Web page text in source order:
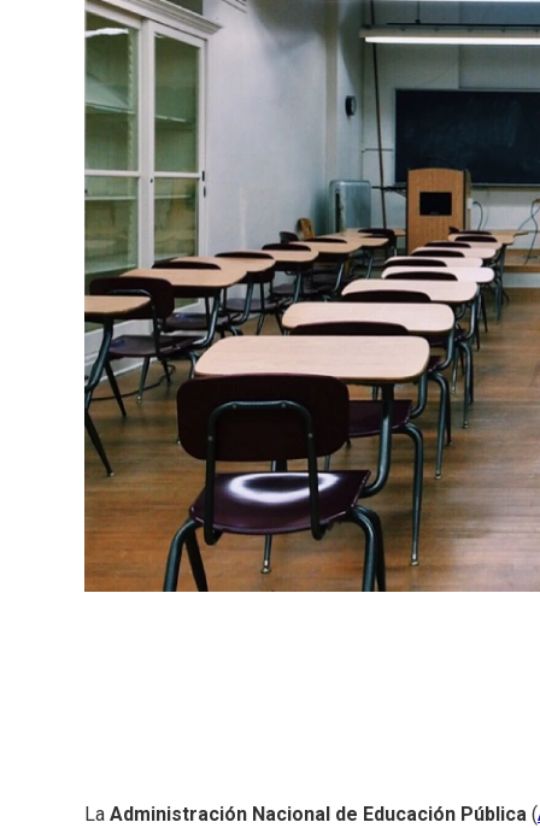
La Administración Nacional de Educación Pública (